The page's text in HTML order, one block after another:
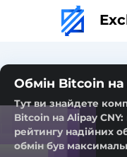
Обмін Bitcoin на
Тут ви знайдете
Bitcoin на Alipay CNY:
рейтингу надійних
обмін був